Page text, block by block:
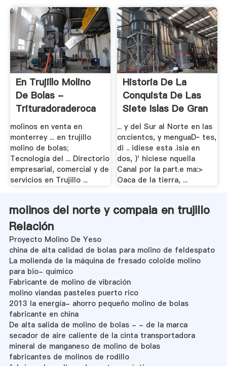
En Trujillo Molino
De Bolas -
Trituradoraderoca
molinos en venta en
monterrey ... en trujillo
molino de bolas;
Tecnología del ... Directorio
empresarial, comercial y de
servicios en Trujillo ...
Historia De La
Conquista De Las
Siete Islas De Gran
.
... y del Sur al Norte en las
cn:cientcs, y menguaD~ tes,
di .. idiese esta .isia en
dos, )' hiciese nquella
Canal por la part.e ma:>
Oaca de la tierra, ...
molinos del norte y compaia en trujillo
Relación
Proyecto Molino De Yeso
china de alta calidad de bolas para molino de feldespato
La molienda de la máquina de fresado coloide molino
para bio- químico
Fabricante de molino de vibración
molino viandas pasteles puerto rico
2013 la energía- ahorro pequeño molino de bolas
fabricante en china
De alta salida de molino de bolas - - de la marca
secador de aire caliente de la cinta transportadora
mineral de manganeso de molino de bolas
fabricantes de molinos de rodillo